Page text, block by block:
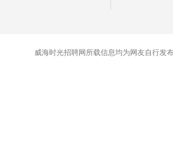
威海时光招聘网所载信息均为网友自行发